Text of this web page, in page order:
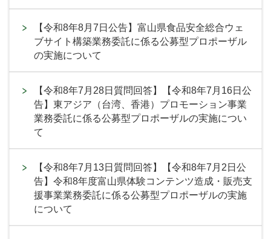
【令和8年8月7日公告】富山県食品安全総合ウェ
ブサイト構築業務委託に係る公募型プロポーザル
の実施について
【令和8年7月28日質問回答】【令和8年7月16日公
告】東アジア（台湾、香港）プロモーション事業
業務委託に係る公募型プロポーザルの実施につい
て
【令和8年7月13日質問回答】【令和8年7月2日公
告】令和8年度富山県体験コンテンツ造成・販売支
援事業業務委託に係る公募型プロポーザルの実施
について